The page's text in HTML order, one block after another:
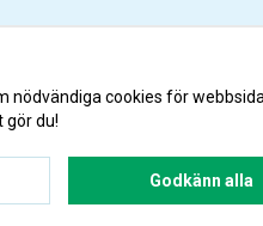
nödvändiga cookies för
gör du!
Godkänn alla